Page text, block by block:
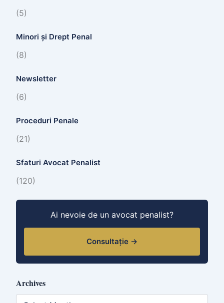
(5)
Minori și Drept Penal
(8)
Newsletter
(6)
Proceduri Penale
(21)
Sfaturi Avocat Penalist
(120)
Ai nevoie de un avocat penalist?
Consultație →
Archives
A